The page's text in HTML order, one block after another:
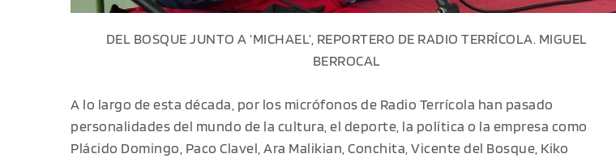
DEL BOSQUE JUNTO A ‘MICHAEL’, REPORTERO DE RADIO TERRÍCOLA. MIGUEL
BERROCAL
A lo largo de esta década, por los micrófonos de Radio Terrícola han pasado
personalidades del mundo de la cultura, el deporte, la política o la empresa como
Plácido Domingo, Paco Clavel, Ara Malikian, Conchita, Vicente del Bosque, Kiko